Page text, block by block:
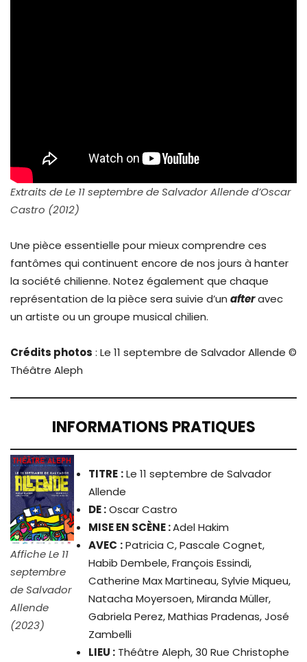
Extraits de Le 11 septembre de Salvador Allende d’Oscar
Castro (2012)
Une pièce essentielle pour mieux comprendre ces
fantômes qui continuent encore de nos jours à hanter
la société chilienne. Notez également que chaque
représentation de la pièce sera suivie d’un afteravec
un artiste ou un groupe musical chilien.
Crédits photos : Le 11 septembre de Salvador Allende ©
Théâtre Aleph
INFORMATIONS PRATIQUES
Affiche Le 11
septembre
de Salvador
Allende
(2023)
TITRE :Le 11 septembre de Salvador
Allende
DE :Oscar Castro
MISE EN SCÈNE :Adel Hakim
AVEC : Patricia C, Pascale Cognet,
Habib Dembele, François Essindi,
Catherine Max Martineau, Sylvie Miqueu,
Natacha Moyersoen, Miranda Müller,
Gabriela Perez, Mathias Pradenas, José
Zambelli
LIEU : Théâtre Aleph, 30 Rue Christophe